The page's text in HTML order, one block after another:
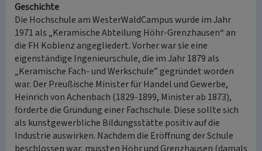
Geschichte
Die Hochschule am WesterWaldCampus wurde im Jahr
1971 als „Keramische Abteilung Höhr-Grenzhausen“ an
die FH Koblenz angegliedert. Vorher war sie eine
eigenständige Ingenieurschule, die im Jahr 1879 als
„Keramische Fach- und Werkschule” gegründet worden
war. Der Preußische Minister für Handel und Gewerbe,
Heinrich von Achenbach (1829-1899, Minister ab 1873),
förderte die Gründung einer Fachschule. Diese sollte sich
als kunstgewerbliche Bildungsstätte positiv auf die
Industrie auswirken. Nachdem die Eröffnung der Schule